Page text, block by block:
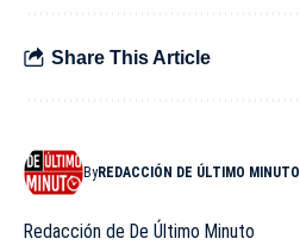
Share This Article
ByREDACCIÓN DE ÚLTIMO MINUTO
Redacción de De Último Minuto